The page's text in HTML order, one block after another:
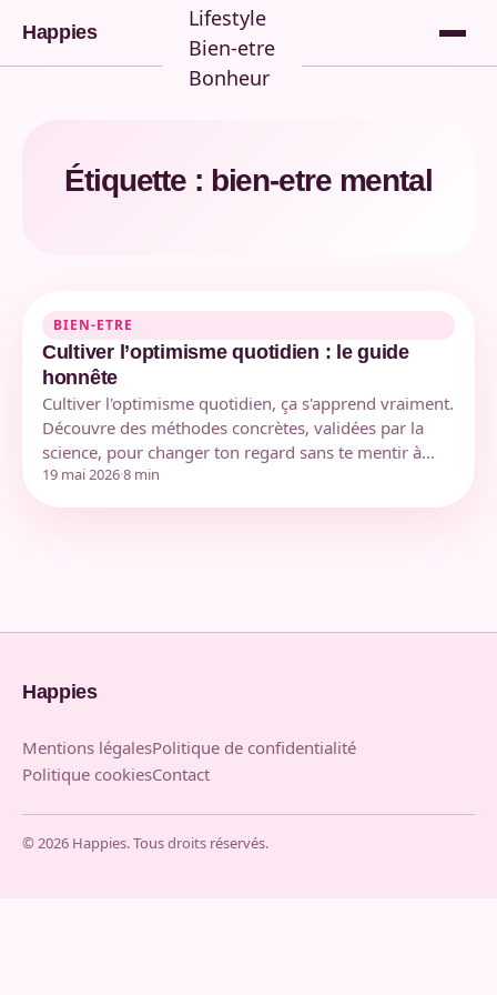
Happies
Lifestyle
Bien-etre
Bonheur
Étiquette : bien-etre mental
BIEN-ETRE
Cultiver l’optimisme quotidien : le guide
honnête
Cultiver l'optimisme quotidien, ça s'apprend vraiment.
Découvre des méthodes concrètes, validées par la
science, pour changer ton regard sans te mentir à…
19 mai 2026·8 min
Happies
Mentions légalesPolitique de confidentialité
Politique cookiesContact
© 2026 Happies. Tous droits réservés.